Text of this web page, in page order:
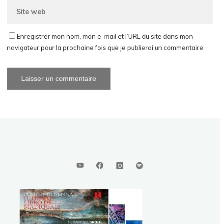
Enregistrer mon nom, mon e-mail et l’URL du site dans mon
navigateur pour la prochaine fois que je publierai un commentaire.